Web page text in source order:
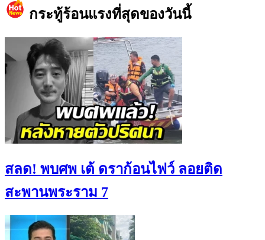
กระทู้ร้อนแรงที่สุดของวันนี้
สลด! พบศพ เต้ ดราก้อนไฟว์ ลอยติด
สะพานพระราม 7